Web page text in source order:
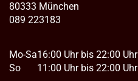
80333 München
089 223183
Mo-Sa
So
16:00 Uhr bis 22:00 Uhr
11:00 Uhr bis 22:00 Uhr